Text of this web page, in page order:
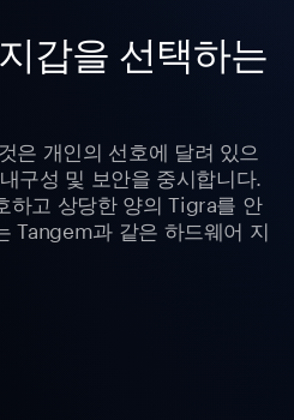
갑을 선택하는
은 개인의 선호에 달려 있으
구성 및 보안을 중시합니다.
하고 상당한 양의 Tigra를 안
Tangem과 같은 하드웨어 지